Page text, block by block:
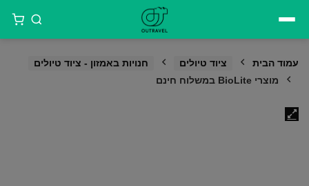
עמוד הבית ציוד טיולים
חנויות באמזון - ציוד טיולים
מוצרי BioLite במשלוח חינם